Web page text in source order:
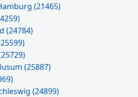
(21465)
(24784)
(25887)
(24899)